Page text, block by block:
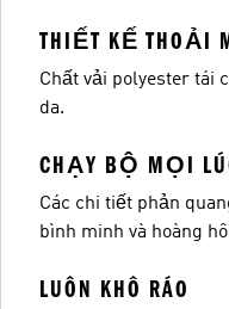
THIẾT KẾ THOẢI
Chất vải polyester tái
da.
CHẠY BỘ MỌI
Các chi tiết phản
bình minh và hoàng
LUÔN KHÔ RÁO